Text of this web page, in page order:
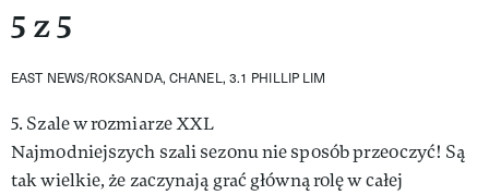
5 z 5
EAST NEWS/ROKSANDA, CHANEL, 3.1 PHILLIP LIM
5. Szale w rozmiarze XXL
Najmodniejszych szali sezonu nie sposób przeoczyć! Są
tak wielkie, że zaczynają grać główną rolę w całej